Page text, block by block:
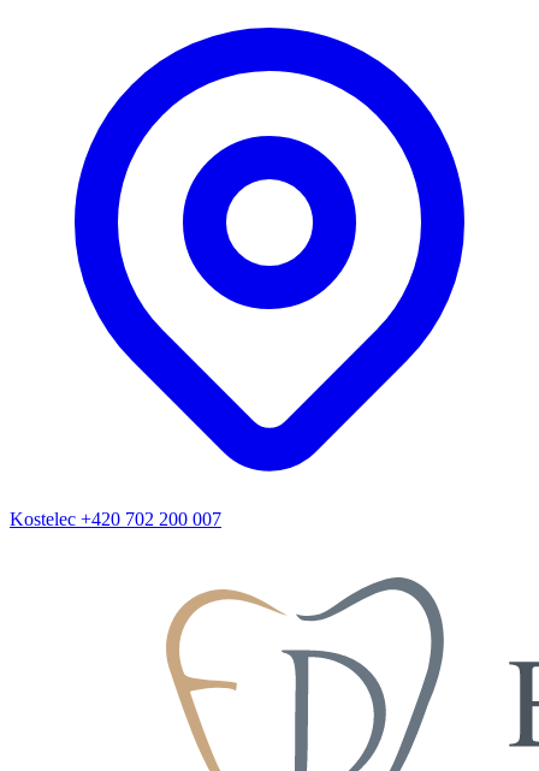
Kostelec +420 702 200 007